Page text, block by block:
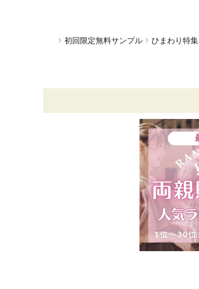
初回限定無料サンプル ひまわり特集